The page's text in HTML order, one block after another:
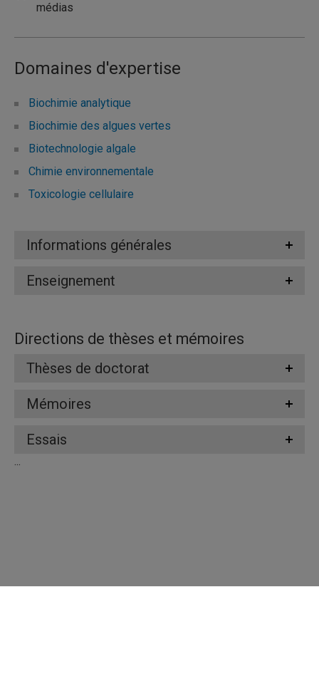
médias
Domaines d'expertise
Biochimie analytique
Biochimie des algues vertes
Biotechnologie algale
Chimie environnementale
Toxicologie cellulaire
Informations générales
Enseignement
Directions de thèses et mémoires
Thèses de doctorat
Mémoires
Essais
...